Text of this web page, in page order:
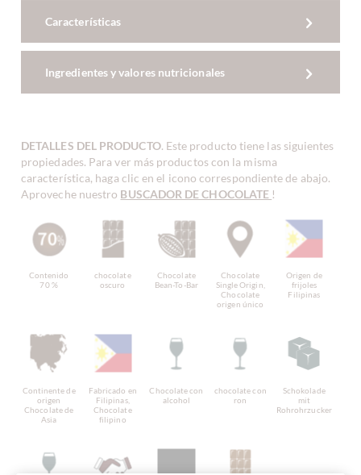
Características
Ingredientes y valores nutricionales
DETALLES DEL PRODUCTO. Este producto tiene las siguientes
propiedades. Para ver más productos con la misma
característica, haga clic en el icono correspondiente de abajo.
Aproveche nuestro BUSCADOR DE CHOCOLATE !
Contenido
70 %
chocolate
oscuro
Chocolate
Bean-To-Bar
Chocolate
Single Origin,
Chocolate
origen único
Origen de
frijoles
Filipinas
Continente de
origen
Chocolate de
Asia
Fabricado en
Filipinas,
Chocolate
filipino
Chocolate con
alcohol
chocolate con
ron
Schokolade
mit
Rohrohrzucker